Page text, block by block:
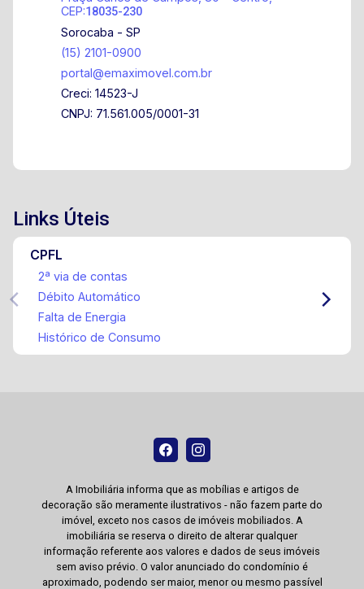
CEP:18035-230
Sorocaba - SP
(15) 2101-0900
portal@emaximovel.com.br
Creci: 14523-J
CNPJ: 71.561.005/0001-31
Links Úteis
CPFL
2ª via de contas
Débito Automático
Falta de Energia
Histórico de Consumo
A Imobiliária informa que as mobílias e artigos de
decoração são meramente ilustrativos - não fazem parte do
imóvel, exceto nos casos de imóveis mobiliados. A
imobiliária se reserva o direito de alterar qualquer
informação referente aos valores e dados de seus imóveis
sem aviso prévio. O valor anunciado do condomínio é
aproximado, podendo ser maior, menor ou mesmo passível